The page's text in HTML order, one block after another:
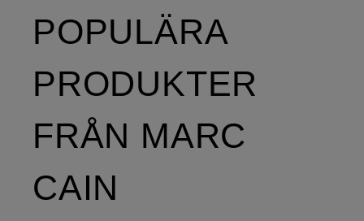
POPULÄRA
PRODUKTER
FRÅN MARC
CAIN